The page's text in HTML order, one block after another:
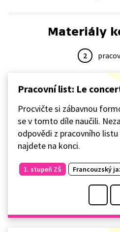
Materiály
2
Pracovní list: Le
Procvičte si zábavnou
se v tomto díle naučili.
odpovědi z pracovního
najdete na konci.
1. stupeň ZŠ Francouzský